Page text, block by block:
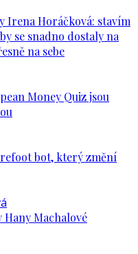
Irena Horáčková: stavím
se snadno dostaly na
na sebe
Money Quiz jsou
bot, který změní
Hany Machalové